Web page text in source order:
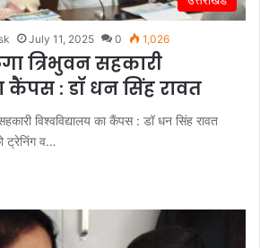
July 11, 2025 0 1,026
त्रिभुवन सहकारी
कैंपस : डॉ धन सिंह रावत
विश्वविद्यालय का कैंपस : डॉ धन सिंह रावत
ट्रेनिंग व…